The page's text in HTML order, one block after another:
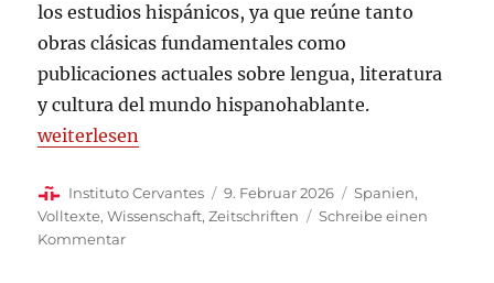
los estudios hispánicos, ya que reúne tanto
obras clásicas fundamentales como
publicaciones actuales sobre lengua, literatura
y cultura del mundo hispanohablante.
„Digitalia Hispánica. Revistas y libros digitales a
weiterlesen
Autor
Instituto Cervantes
Veröffentlicht
am
9. Februar 2026 Kategorien
Spanien,
Volltexte,Wissenschaft,Zeitschriften
Schreibe einen
Kommentarzu